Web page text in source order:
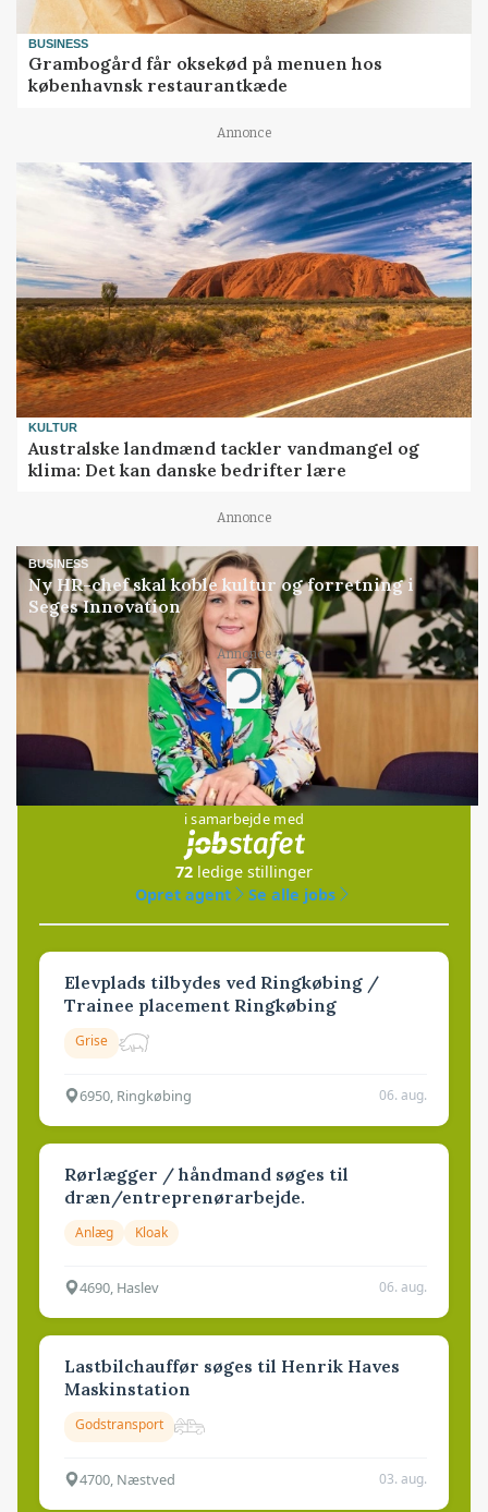
BUSINESS
Grambogård får oksekød på menuen hos
københavnsk restaurantkæde
Annonce
KULTUR
Australske landmænd tackler vandmangel og
klima: Det kan danske bedrifter lære
Annonce
BUSINESS
Ny HR-chef skal koble kultur og forretning i
Seges Innovation
Annonce
Loading...
Jobs
i samarbejde med
72 ledige stillinger
Opret agent
Se alle jobs
Elevplads tilbydes ved Ringkøbing /
Trainee placement Ringkøbing
Grise
6950, Ringkøbing 06. aug.
Rørlægger / håndmand søges til
dræn/entreprenørarbejde.
Anlæg Kloak
4690, Haslev 06. aug.
Lastbilchauffør søges til Henrik Haves
Maskinstation
Godstransport
4700, Næstved 03. aug.